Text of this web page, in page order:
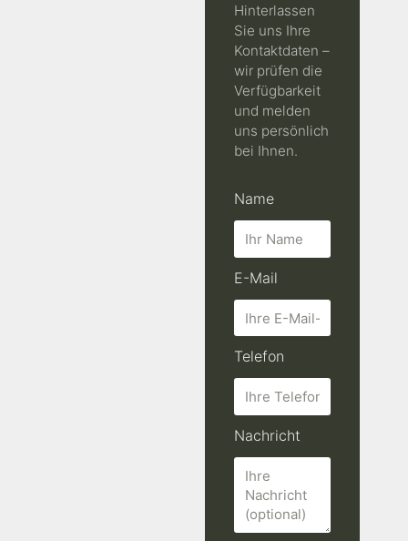
Hinterlassen
Sie uns Ihre
Kontaktdaten –
wir prüfen die
Verfügbarkeit
und melden
uns persönlich
bei Ihnen.
Name
E-Mail
Telefon
Nachricht